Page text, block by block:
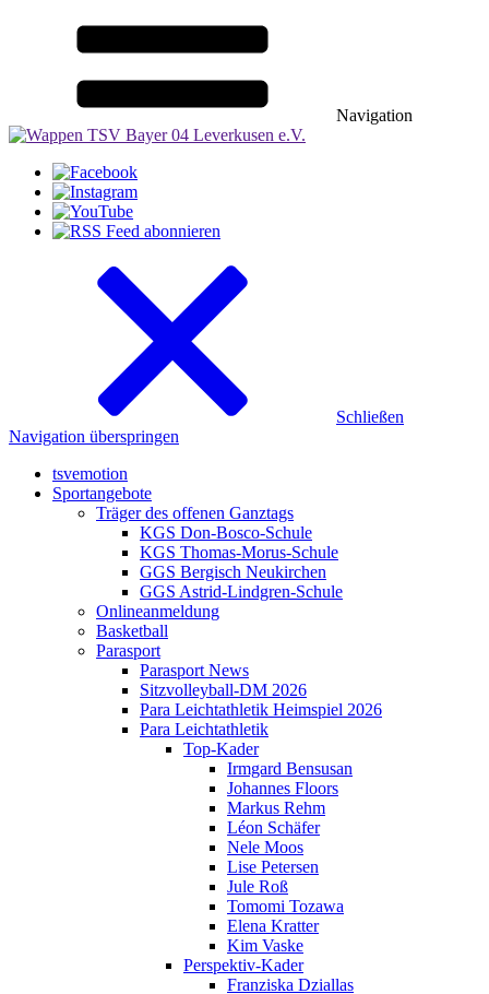
Navigation
Schließen
Navigation überspringen
tsvemotion
Sportangebote
Träger des offenen Ganztags
KGS Don-Bosco-Schule
KGS Thomas-Morus-Schule
GGS Bergisch Neukirchen
GGS Astrid-Lindgren-Schule
Onlineanmeldung
Basketball
Parasport
Parasport News
Sitzvolleyball-DM 2026
Para Leichtathletik Heimspiel 2026
Para Leichtathletik
Top-Kader
Irmgard Bensusan
Johannes Floors
Markus Rehm
Léon Schäfer
Nele Moos
Lise Petersen
Jule Roß
Tomomi Tozawa
Elena Kratter
Kim Vaske
Perspektiv-Kader
Franziska Dziallas